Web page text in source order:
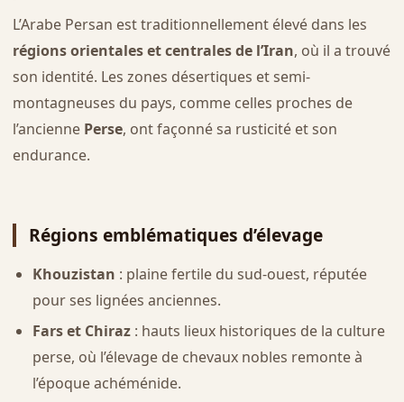
L’Arabe Persan est traditionnellement élevé dans les
régions orientales et centrales de l’Iran, où il a trouvé
son identité. Les zones désertiques et semi-
montagneuses du pays, comme celles proches de
l’ancienne Perse, ont façonné sa rusticité et son
endurance.
Régions emblématiques d’élevage
Khouzistan : plaine fertile du sud-ouest, réputée
pour ses lignées anciennes.
Fars et Chiraz: hauts lieux historiques de la culture
perse, où l’élevage de chevaux nobles remonte à
l’époque achéménide.